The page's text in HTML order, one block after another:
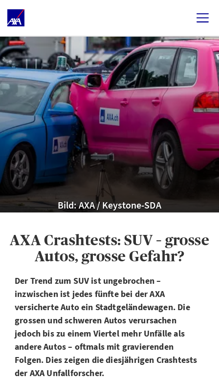
Bild: AXA / Keystone-SDA
AXA Crashtests: SUV – grosse
Autos, grosse Gefahr?
Der Trend zum SUV ist ungebrochen –
inzwischen ist jedes fünfte bei der AXA
versicherte Auto ein Stadtgeländewagen. Die
grossen und schweren Autos verursachen
jedoch bis zu einem Viertel mehr Unfälle als
andere Autos – oftmals mit gravierenden
Folgen. Dies zeigen die diesjährigen Crashtests
der AXA Unfallforscher.